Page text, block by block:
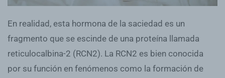
En realidad, esta hormona de la saciedad es un
fragmento que se escinde de una proteína llamada
reticulocalbina-2 (RCN2). La RCN2 es bien conocida
por su función en fenómenos como la formación de